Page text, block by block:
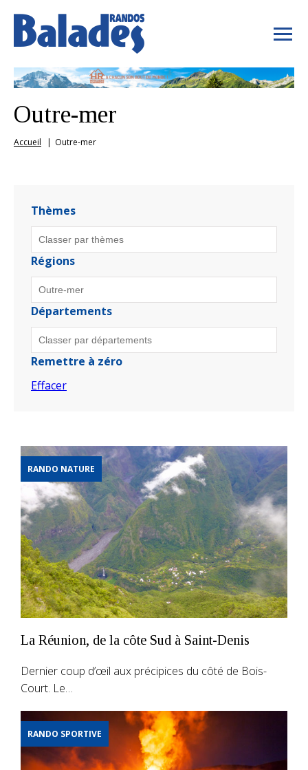
Outre-mer
Accueil Outre-mer
Thèmes
Régions
Départements
Remettre à zéro
Effacer
RANDO NATURE
La Réunion, de la côte Sud à Saint-Denis
Dernier coup d’œil aux précipices du côté de Bois-
Court. Le…
RANDO SPORTIVE